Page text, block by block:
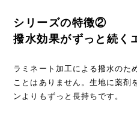
シリーズの特徴②
撥水効果がずっと続く
ラミネート加工による撥水のた
ことはありません。生地に薬剤
ンよりもずっと長持ちです。